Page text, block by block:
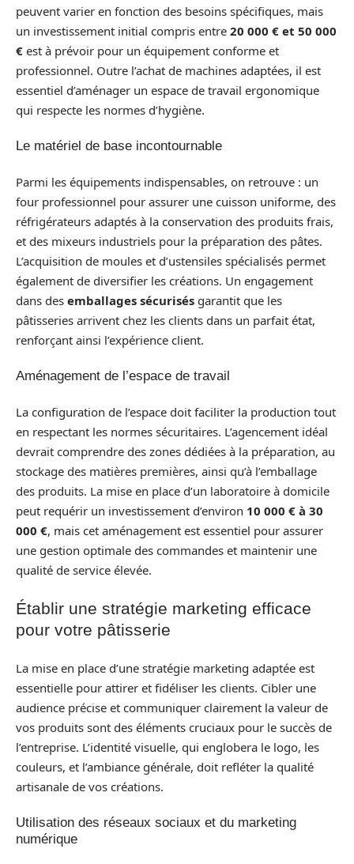
peuvent varier en fonction des besoins spécifiques, mais
un investissement initial compris entre 20 000 € et 50 000
€ est à prévoir pour un équipement conforme et
professionnel. Outre l’achat de machines adaptées, il est
essentiel d’aménager un espace de travail ergonomique
qui respecte les normes d’hygiène.
Le matériel de base incontournable
Parmi les équipements indispensables, on retrouve : un
four professionnel pour assurer une cuisson uniforme, des
réfrigérateurs adaptés à la conservation des produits frais,
et des mixeurs industriels pour la préparation des pâtes.
L’acquisition de moules et d’ustensiles spécialisés permet
également de diversifier les créations. Un engagement
dans des emballages sécurisés garantit que les
pâtisseries arrivent chez les clients dans un parfait état,
renforçant ainsi l’expérience client.
Aménagement de l’espace de travail
La configuration de l’espace doit faciliter la production tout
en respectant les normes sécuritaires. L’agencement idéal
devrait comprendre des zones dédiées à la préparation, au
stockage des matières premières, ainsi qu’à l’emballage
des produits. La mise en place d’un laboratoire à domicile
peut requérir un investissement d’environ 10 000 € à 30
000 €, mais cet aménagement est essentiel pour assurer
une gestion optimale des commandes et maintenir une
qualité de service élevée.
Établir une stratégie marketing efficace
pour votre pâtisserie
La mise en place d’une stratégie marketing adaptée est
essentielle pour attirer et fidéliser les clients. Cibler une
audience précise et communiquer clairement la valeur de
vos produits sont des éléments cruciaux pour le succès de
l’entreprise. L’identité visuelle, qui englobera le logo, les
couleurs, et l’ambiance générale, doit refléter la qualité
artisanale de vos créations.
Utilisation des réseaux sociaux et du marketing
numérique